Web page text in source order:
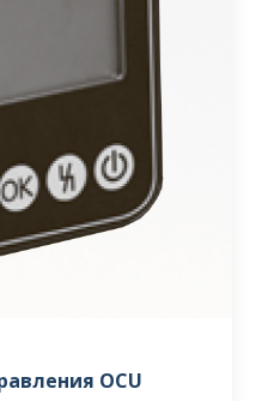
OCU